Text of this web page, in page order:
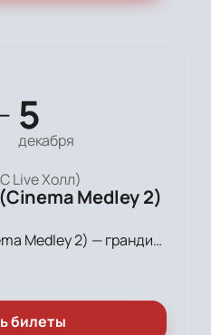
5
декабря
Live Холл)
Medley 2)
Синема Мэдли 2 (Cinema Medley 2) — грандиозное симфоническое шоу саундтреков в исполнении большого симфонического оркестра, органа и хора!
билеты